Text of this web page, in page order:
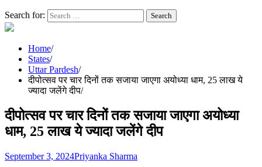
Search for:
Home
States
Uttar Pardesh
दीपोत्सव पर चार दिनों तक सजाया जाएगा अयोध्या धाम, 25 लाख ये
ज्यादा जलेंगे दीप
दीपोत्सव पर चार दिनों तक सजाया जाएगा अयोध्या
धाम, 25 लाख ये ज्यादा जलेंगे दीप
September 3, 2024Priyanka Sharma